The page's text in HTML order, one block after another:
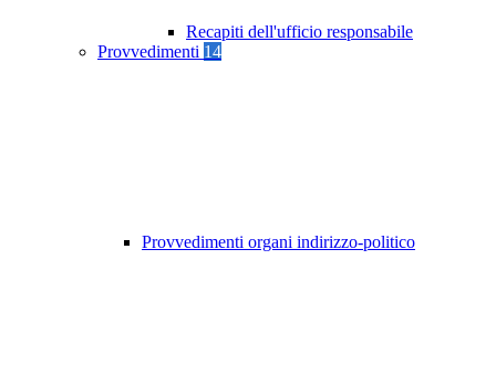
Recapiti dell'ufficio responsabile
Provvedimenti 14
Provvedimenti organi indirizzo-politico